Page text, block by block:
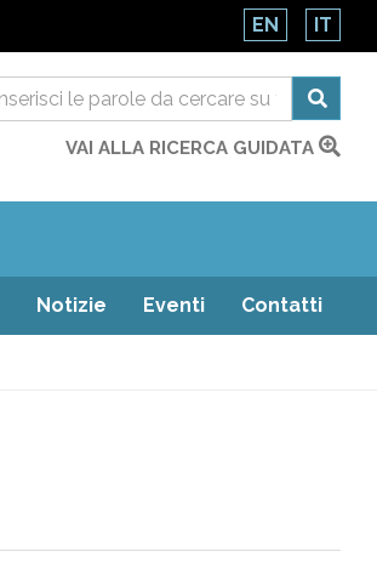
EN IT
VAI ALLA RICERCA GUIDATA
Notizie Eventi Contatti